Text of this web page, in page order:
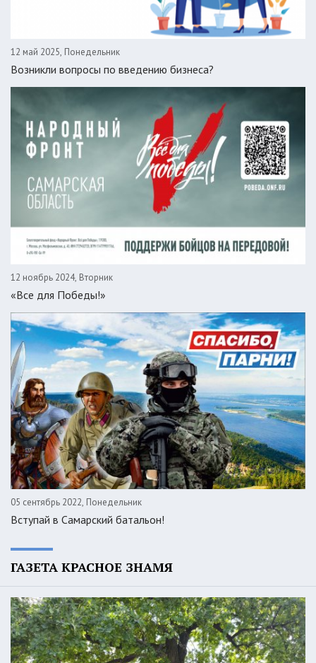
12 май 2025, Понедельник
Возникли вопросы по введению бизнеса?
12 ноябрь 2024, Вторник
«Все для Победы!»
05 сентябрь 2022, Понедельник
Вступай в Самарский батальон!
ГАЗЕТА КРАСНОЕ ЗНАМЯ